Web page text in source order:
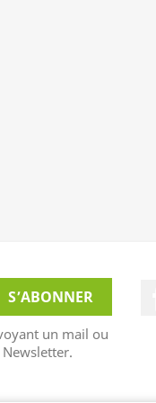
un mail ou